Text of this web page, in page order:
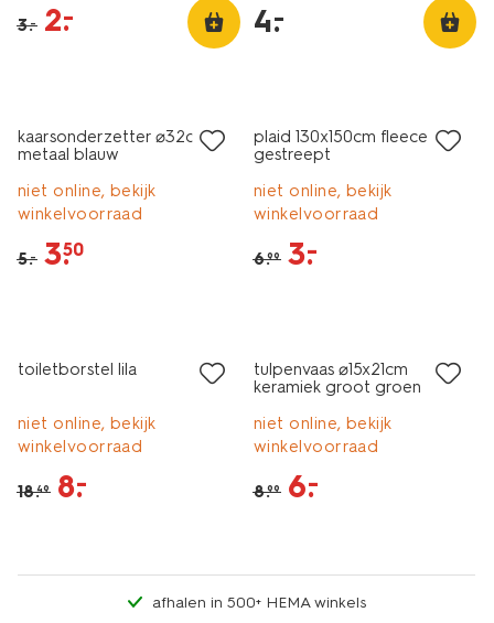
3.– 2.
– 4.
–
kaarsonderzetter ⌀32cm
metaal blauw
niet online, bekijk
winkelvoorraad
5.– 3.
50
plaid 130x150cm fleece
gestreept
niet online, bekijk
winkelvoorraad
6.99 3.
–
toiletborstel lila
niet online, bekijk
winkelvoorraad
18.49 8.
–
tulpenvaas ⌀15x21cm
keramiek groot groen
niet online, bekijk
winkelvoorraad
8.99 6.
–
afhalen in 500+ HEMA winkels